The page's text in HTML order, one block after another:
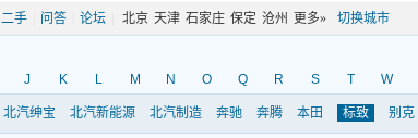
二手 问答 论坛 北京 天津 石家庄 保定 沧州 更多» 切换城市
J K L M N O Q R S T W
北汽绅宝 北汽新能源 北汽制造 奔驰 奔腾 本田 标致 别克